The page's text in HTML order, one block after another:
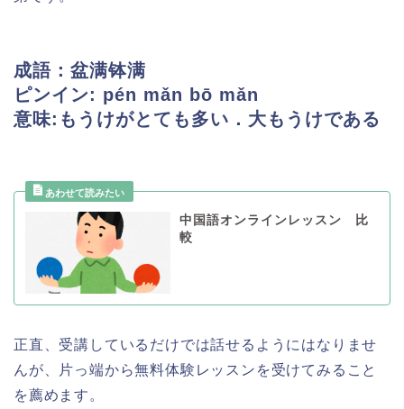
成語：盆满钵满
ピンイン: pén mǎn bō mǎn
意味:もうけがとても多い．大もうけである
中国語オンラインレッスン 比
較
正直、受講しているだけでは話せるようにはなりませ
んが、片っ端から無料体験レッスンを受けてみること
を薦めます。